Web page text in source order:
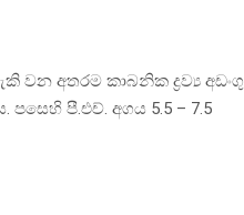
වන අතරම කාබනික ද්‍රව්‍ය අඩංගු
පී.එච්. අගය 5.5 – 7.5